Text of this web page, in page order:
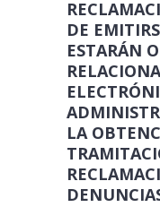
DE
ESTARÁN
LA